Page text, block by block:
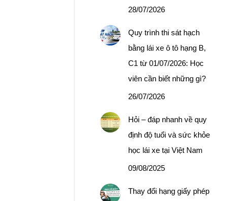
28/07/2026
Quy trình thi sát hạch
bằng lái xe ô tô hạng B,
C1 từ 01/07/2026: Học
viên cần biết những gì?
26/07/2026
Hỏi – đáp nhanh về quy
định độ tuổi và sức khỏe
học lái xe tại Việt Nam
09/08/2025
Thay đổi hạng giấy phép